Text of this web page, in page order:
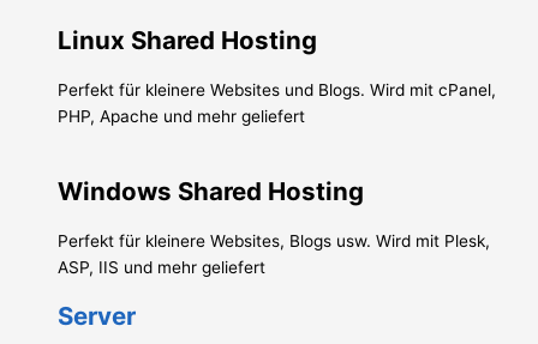
Linux Shared Hosting
Perfekt für kleinere Websites und Blogs. Wird mit cPanel,
PHP, Apache und mehr geliefert
Windows Shared Hosting
Perfekt für kleinere Websites, Blogs usw. Wird mit Plesk,
ASP, IIS und mehr geliefert
Server